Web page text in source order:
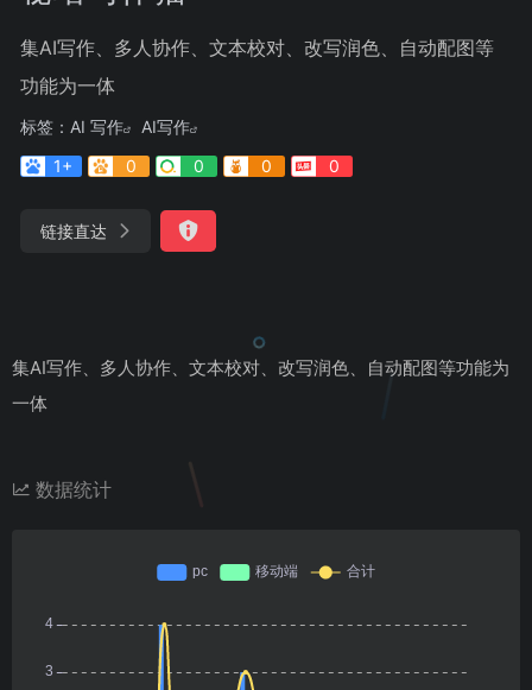
集AI写作、多人协作、文本校对、改写润色、自动配图等
功能为一体
标签： AI 写作
AI写作
1+
0 0 0 0
链接直达
集AI写作、多人协作、文本校对、改写润色、自动配图等功能为
一体
数据统计